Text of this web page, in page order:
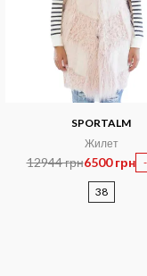
SPORTALM
Жилет
12944 грн6500 грн
38